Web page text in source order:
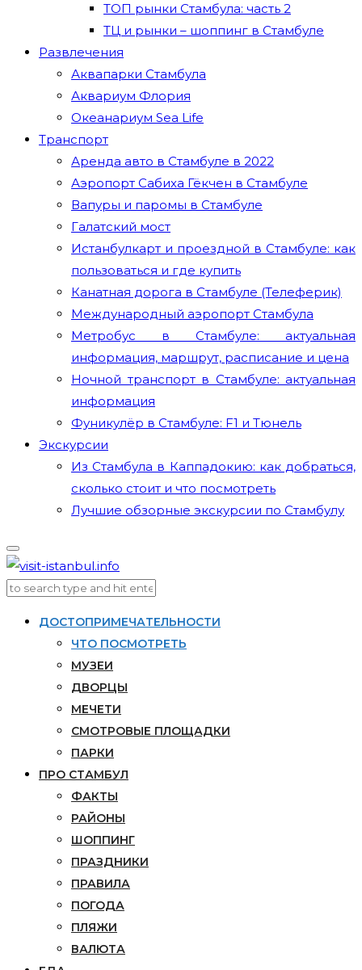
ТОП рынки Стамбула: часть 2
ТЦ и рынки – шоппинг в Стамбуле
Развлечения
Аквапарки Стамбула
Аквариум Флория
Океанариум Sea Life
Транспорт
Аренда авто в Стамбуле в 2022
Аэропорт Сабиха Гёкчен в Стамбуле
Вапуры и паромы в Стамбуле
Галатский мост
Истанбулкарт и проездной в Стамбуле: как
пользоваться и где купить
Канатная дорога в Стамбуле (Телеферик)
Международный аэропорт Стамбула
Метробус в Стамбуле: актуальная
информация, маршрут, расписание и цена
Ночной транспорт в Стамбуле: актуальная
информация
Фуникулёр в Стамбуле: F1 и Тюнель
Экскурсии
Из Стамбула в Каппадокию: как добраться,
сколько стоит и что посмотреть
Лучшие обзорные экскурсии по Стамбулу
ДОСТОПРИМЕЧАТЕЛЬНОСТИ
ЧТО ПОСМОТРЕТЬ
МУЗЕИ
ДВОРЦЫ
МЕЧЕТИ
СМОТРОВЫЕ ПЛОЩАДКИ
ПАРКИ
ПРО СТАМБУЛ
ФАКТЫ
РАЙОНЫ
ШОППИНГ
ПРАЗДНИКИ
ПРАВИЛА
ПОГОДА
ПЛЯЖИ
ВАЛЮТА